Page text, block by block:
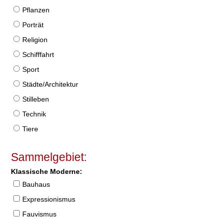
Pflanzen
Porträt
Religion
Schifffahrt
Sport
Städte/Architektur
Stilleben
Technik
Tiere
Sammelgebiet:
Klassische Moderne:
Bauhaus
Expressionismus
Fauvismus